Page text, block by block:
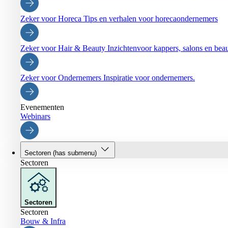
Zeker voor Horeca Tips en verhalen voor horecaondernemers
Zeker voor Hair & Beauty Inzichtenvoor kappers, salons en
Zeker voor Ondernemers Inspiratie voor ondernemers.
Evenementen
Webinars
Sectoren (has submenu)
Sectoren
Sectoren
Sectoren
Bouw & Infra